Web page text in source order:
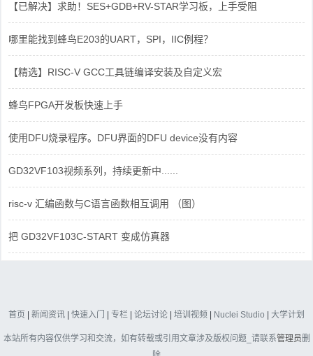
【已解决】求助！SES+GDB+RV-STAR学习板，上手受阻
哪里能找到蜂鸟E203的UART，SPI，IIC例程？
【精选】RISC-V GCC工具链编译安装及自定义宏
蜂鸟FPGA开发板快速上手
使用DFU烧录程序。DFU界面的DFU device没有内容
GD32VF103视频系列，持续更新中......
risc-v 汇编函数与C语言函数相互调用 （图）
把 GD32VF103C-START 变成仿真器
首页 | 新闻资讯 | 快速入门 | 专栏 | 论坛讨论 | 培训视频 | Nuclei Studio | 大学计划
本站所有内容仅供学习和交流，如有转载或引用文章涉及版权问题_请联系管理员删